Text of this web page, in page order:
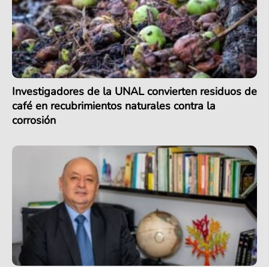
Investigadores de la UNAL convierten residuos de
café en recubrimientos naturales contra la
corrosión